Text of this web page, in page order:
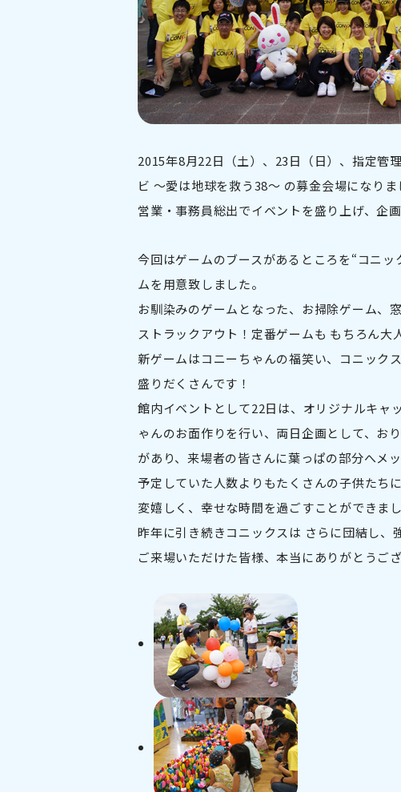
2015年8月22日（土）、23日（日）、指定管
ビ ～愛は地球を救う38～ の募金会場になり
営業・事務員総出でイベントを盛り上げ、企
今回はゲームのブースがあるところを“コニ
ムを用意致しました。
お馴染みのゲームとなった、お掃除ゲーム、
ストラックアウト！定番ゲームも もちろん大
新ゲームはコニーちゃんの福笑い、コニック
盛りだくさんです！
館内イベントとして22日は、オリジナルキャ
ゃんのお面作りを行い、両日企画として、お
があり、来場者の皆さんに葉っぱの部分へメ
予定していた人数よりもたくさんの子供たち
変嬉しく、幸せな時間を過ごすことができまし
昨年に引き続きコニックスは さらに団結し、
ご来場いただけた皆様、本当にありがとうご